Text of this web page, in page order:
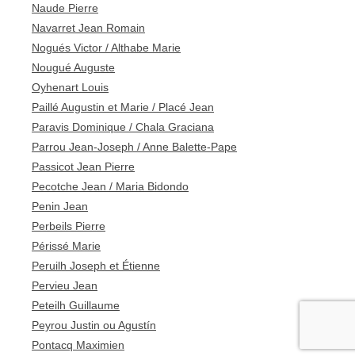
Naude Pierre
Navarret Jean Romain
Nogués Victor / Althabe Marie
Nougué Auguste
Oyhenart Louis
Paillé Augustin et Marie / Placé Jean
Paravis Dominique / Chala Graciana
Parrou Jean-Joseph / Anne Balette-Pape
Passicot Jean Pierre
Pecotche Jean / Maria Bidondo
Penin Jean
Perbeils Pierre
Périssé Marie
Peruilh Joseph et Étienne
Pervieu Jean
Peteilh Guillaume
Peyrou Justin ou Agustín
Pontacq Maximien